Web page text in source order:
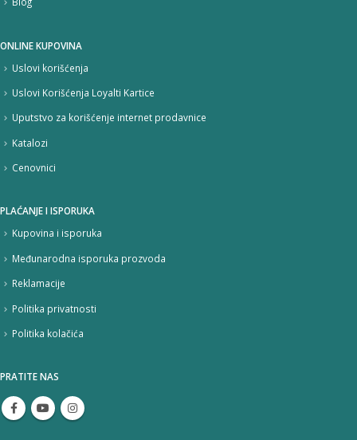
ONLINE KUPOVINA
Uslovi korišćenja
Uslovi Korišćenja Loyalti Kartice
Uputstvo za korišćenje internet prodavnice
Katalozi
Cenovnici
PLAĆANJE I ISPORUKA
Kupovina i isporuka
Međunarodna isporuka prozvoda
Reklamacije
Politika privatnosti
Politika kolačića
PRATITE NAS